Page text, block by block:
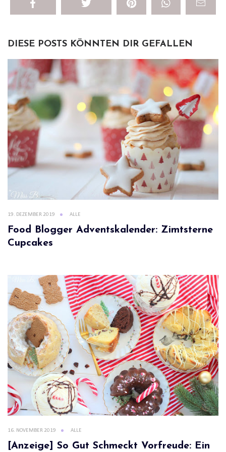
DIESE POSTS KÖNNTEN DIR GEFALLEN
19. DEZEMBER 2019 ALLE
Food Blogger Adventskalender: Zimtsterne
Cupcakes
16. NOVEMBER 2019 ALLE
[Anzeige] So Gut Schmeckt Vorfreude: Ein